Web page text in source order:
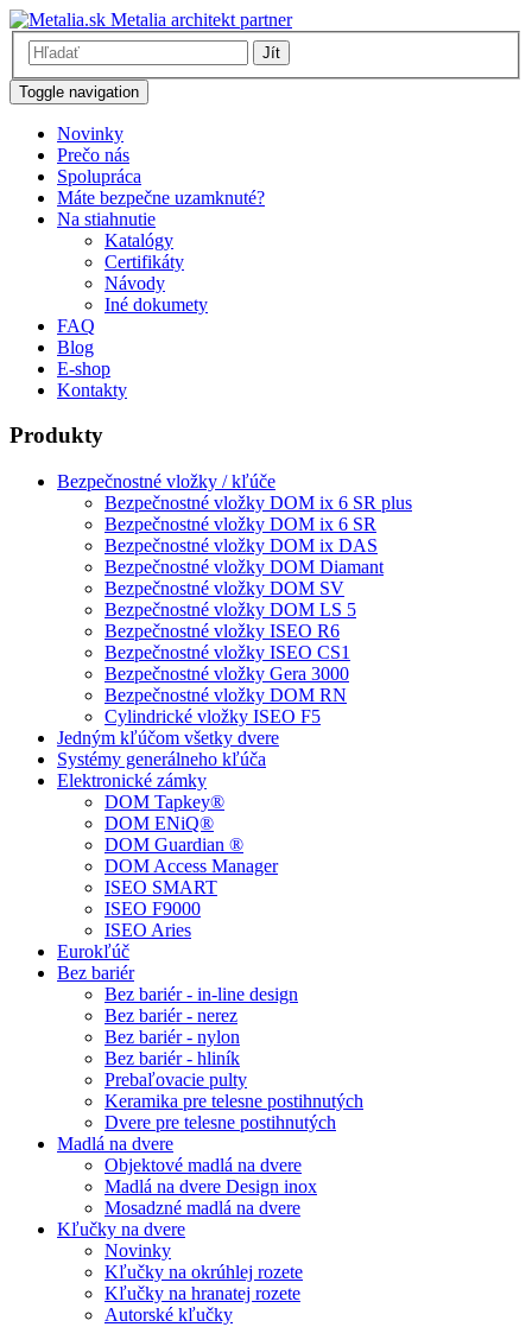
Metalia architekt partner
Jít
Toggle navigation
Novinky
Prečo nás
Spolupráca
Máte bezpečne uzamknuté?
Na stiahnutie
Katalógy
Certifikáty
Návody
Iné dokumety
FAQ
Blog
E-shop
Kontakty
Produkty
Bezpečnostné vložky / kľúče
Bezpečnostné vložky DOM ix 6 SR plus
Bezpečnostné vložky DOM ix 6 SR
Bezpečnostné vložky DOM ix DAS
Bezpečnostné vložky DOM Diamant
Bezpečnostné vložky DOM SV
Bezpečnostné vložky DOM LS 5
Bezpečnostné vložky ISEO R6
Bezpečnostné vložky ISEO CS1
Bezpečnostné vložky Gera 3000
Bezpečnostné vložky DOM RN
Cylindrické vložky ISEO F5
Jedným kľúčom všetky dvere
Systémy generálneho kľúča
Elektronické zámky
DOM Tapkey®
DOM ENiQ®
DOM Guardian ®
DOM Access Manager
ISEO SMART
ISEO F9000
ISEO Aries
Eurokľúč
Bez bariér
Bez bariér - in-line design
Bez bariér - nerez
Bez bariér - nylon
Bez bariér - hliník
Prebaľovacie pulty
Keramika pre telesne postihnutých
Dvere pre telesne postihnutých
Madlá na dvere
Objektové madlá na dvere
Madlá na dvere Design inox
Mosadzné madlá na dvere
Kľučky na dvere
Novinky
Kľučky na okrúhlej rozete
Kľučky na hranatej rozete
Autorské kľučky